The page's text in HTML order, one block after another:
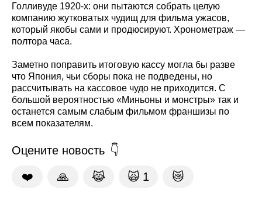
Голливуде 1920-х: они пытаются собрать целую
компанию жутковатых чудищ для фильма ужасов,
который якобы сами и продюсируют. Хронометраж —
полтора часа.
Заметно поправить итоговую кассу могла бы разве
что Япония, чьи сборы пока не подведены, но
рассчитывать на кассовое чудо не приходится. С
большой вероятностью «Миньоны и монстры» так и
останется самым слабым фильмом франшизы по
всем показателям.
Оцените новость
❤️ 🙏 😹 🙀 1 😿